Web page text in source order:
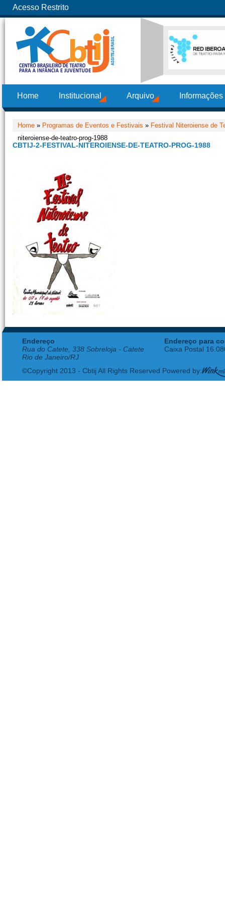
Acesso Restrito
Home Institucional Arquivo
Home » Programas de Eventos e Festivais » Festival Niteroiense de
niteroiense-de-teatro-prog-1988
CBTIJ-2-FESTIVAL-NITEROIENSE-DE-TEATRO-PROG-1988
Endereço
Rua do Catete, 338 Sobreloja - Catete
Rio de Janeiro/RJ
Endereço para
Caixa Postal
©Copyright 2013 - Cbtij All Rights Reserved Powered by: